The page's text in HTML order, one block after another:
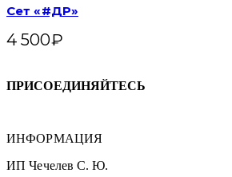
Сет «#ДР»
4 500₽
ПРИСОЕДИНЯЙТЕСЬ
ИНФОРМАЦИЯ
ИП Чечелев С. Ю.